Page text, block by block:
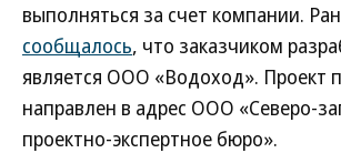
выполняться за счет компании.
сообщалось, что заказчиком
является ООО «Водоход». Проект
направлен в адрес ООО «Северо-
проектно-экспертное бюро».